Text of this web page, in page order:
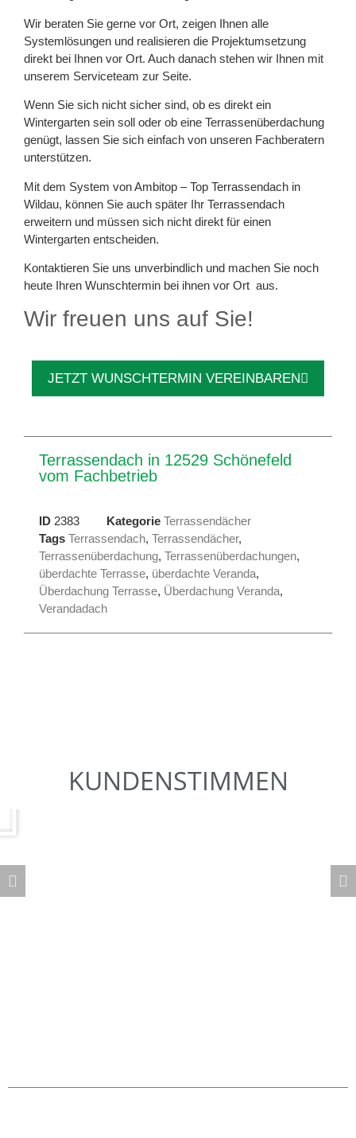
Wir beraten Sie gerne vor Ort, zeigen Ihnen alle
Systemlösungen und realisieren die Projektumsetzung
direkt bei Ihnen vor Ort. Auch danach stehen wir Ihnen mit
unserem Serviceteam zur Seite.
Wenn Sie sich nicht sicher sind, ob es direkt ein
Wintergarten sein soll oder ob eine Terrassenüberdachung
genügt, lassen Sie sich einfach von unseren Fachberatern
unterstützen.
Mit dem System von Ambitop – Top Terrassendach in
Wildau, können Sie auch später Ihr Terrassendach
erweitern und müssen sich nicht direkt für einen
Wintergarten entscheiden.
Kontaktieren Sie uns unverbindlich und machen Sie noch
heute Ihren Wunschtermin bei ihnen vor Ort aus.
Wir freuen uns auf Sie!
JETZT WUNSCHTERMIN VEREINBAREN
Terrassendach in 12529 Schönefeld
vom Fachbetrieb
ID 2383 Kategorie Terrassendächer
Tags Terrassendach, Terrassendächer,
Terrassenüberdachung, Terrassenüberdachungen,
überdachte Terrasse, überdachte Veranda,
Überdachung Terrasse, Überdachung Veranda,
Verandadach
KUNDENSTIMMEN